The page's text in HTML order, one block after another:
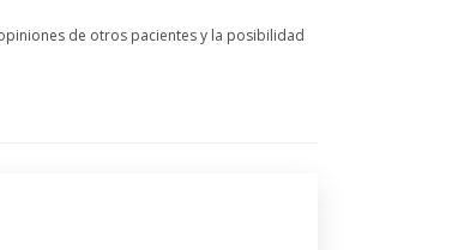
de otros pacientes y la posibilidad